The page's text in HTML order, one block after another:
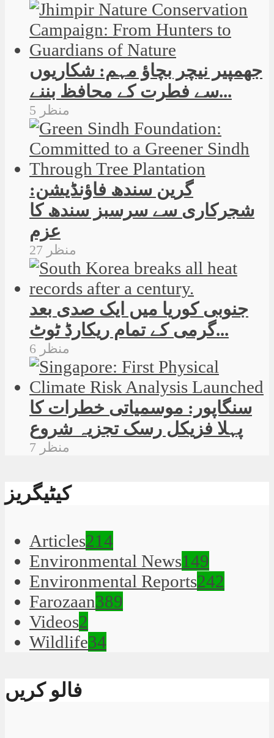
جھمپیر نیچر بچاؤ مہم: شکاریوں
سے فطرت کے محافظ بننے...
5 منظر
گرین سندھ فاؤنڈیشن:
شجرکاری سے سرسبز سندھ کا
عزم
27 منظر
جنوبی کوریا میں ایک صدی بعد
گرمی کے تمام ریکارڈ ٹوٹ...
6 منظر
سنگاپور: موسمیاتی خطرات کا
پہلا فزیکل رسک تجزیہ شروع
7 منظر
کیٹیگریز
Articles214
Environmental News149
Environmental Reports242
Farozaan389
Videos2
Wildlife34
فالو کریں